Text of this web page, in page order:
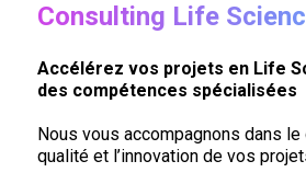
Consulting Life
Accélérez vos projets en Life
des compétences spécialisées
Nous vous accompagnons dans
qualité et l’innovation de vos